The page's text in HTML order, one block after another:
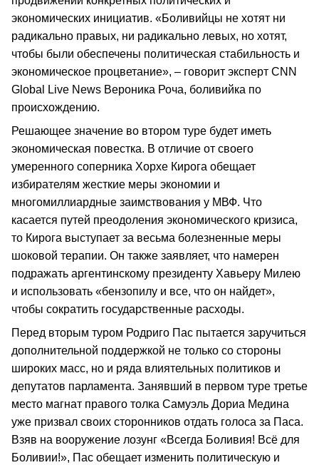
экономических инициатив. «Боливийцы не хотят ни
радикально правых, ни радикально левых, но хотят,
чтобы были обеспечены политическая стабильность и
экономическое процветание», – говорит эксперт CNN
Global Live News Вероника Роча, боливийка по
происхождению.
Решающее значение во втором туре будет иметь
экономическая повестка. В отличие от своего
умеренного соперника Хорхе Кирога обещает
избирателям жесткие меры экономии и
многомиллиардные заимствования у МВФ. Что
касается путей преодоления экономического кризиса,
то Кирога выступает за весьма болезненные меры
шоковой терапии. Он также заявляет, что намерен
подражать аргентинскому президенту Хавьеру Милею
и использовать «бензопилу и все, что он найдет»,
чтобы сократить государственные расходы.
Перед вторым туром Родриго Пас пытается заручиться
дополнительной поддержкой не только со стороны
широких масс, но и ряда влиятельных политиков и
депутатов парламента. Занявший в первом туре третье
место магнат правого толка Самуэль Дориа Медина
уже призвал своих сторонников отдать голоса за Паса.
Взяв на вооружение лозунг «Всегда Боливия! Всё для
Боливии!», Пас обещает изменить политическую и